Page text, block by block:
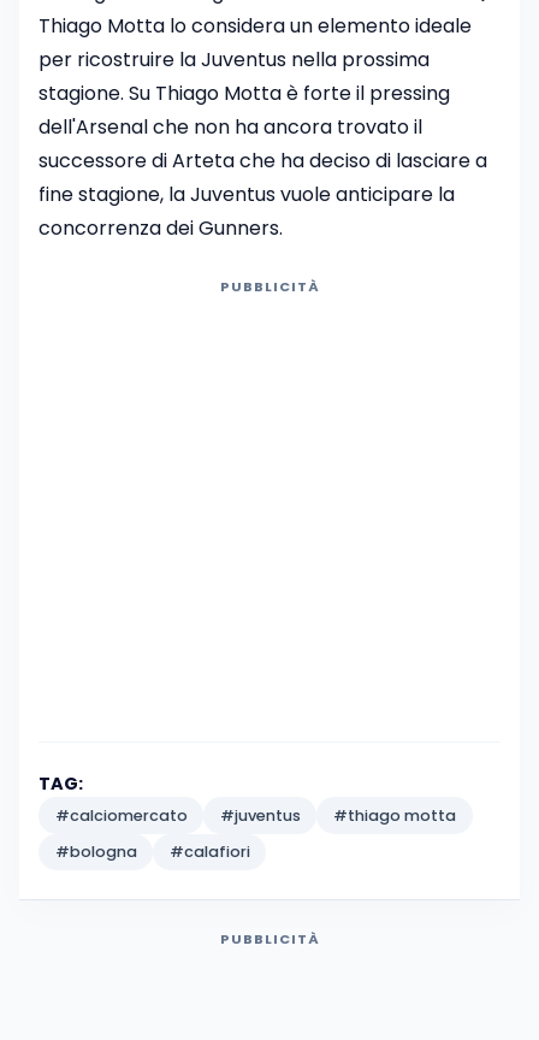
Thiago Motta lo considera un elemento ideale
per ricostruire la Juventus nella prossima
stagione. Su Thiago Motta è forte il pressing
dell'Arsenal che non ha ancora trovato il
successore di Arteta che ha deciso di lasciare a
fine stagione, la Juventus vuole anticipare la
concorrenza dei Gunners.
PUBBLICITÀ
TAG:
#calciomercato #juventus
#thiago motta
#bologna
#calafiori
PUBBLICITÀ